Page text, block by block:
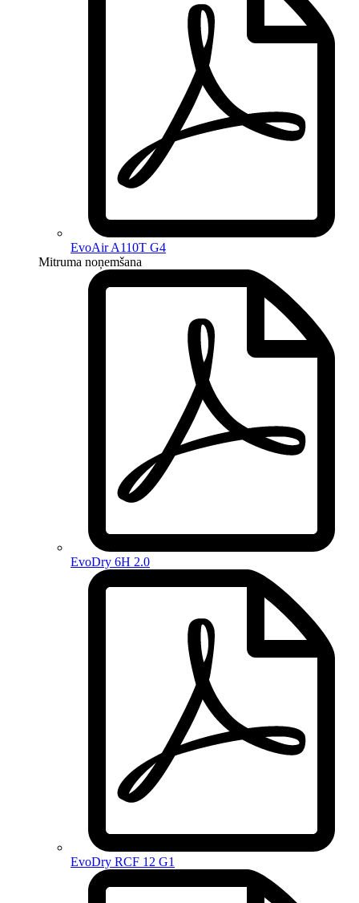
EvoAir A110T G4
Mitruma noņemšana
EvoDry 6H 2.0
EvoDry RCF 12 G1